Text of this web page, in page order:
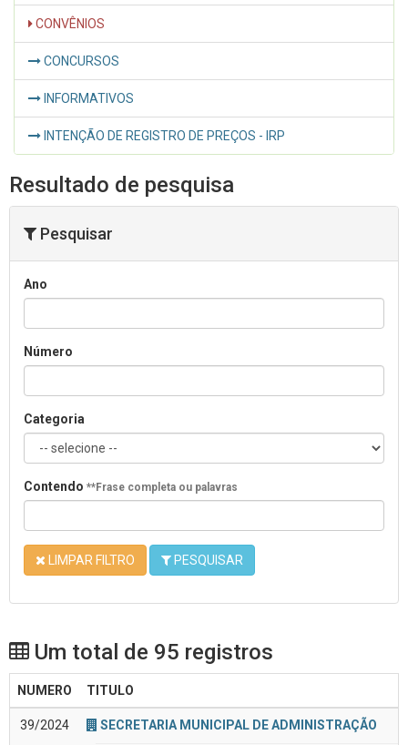
CONVÊNIOS
CONCURSOS
INFORMATIVOS
INTENÇÃO DE REGISTRO DE PREÇOS - IRP
Resultado de pesquisa
Pesquisar
Ano
Número
Categoria
Contendo **Frase completa ou palavras
LIMPAR FILTRO PESQUISAR
Um total de 95 registros
NUMERO TITULO
39/2024 SECRETARIA MUNICIPAL DE ADMINISTRAÇÃO